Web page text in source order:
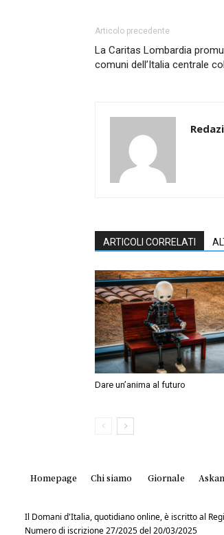
Articolo precedente
La Caritas Lombardia
comuni dell’Italia centrale
ARTICOLI CORRELATI
Dare un’anima al futuro
Homepage Chi siamo Giornale
Il Domani d'Italia, quotidiano online, è iscritto al
Numero di iscrizione 27/2025 del 20/03/2025